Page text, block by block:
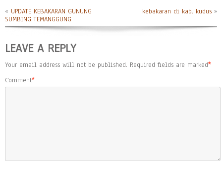
« UPDATE KEBAKARAN GUNUNG
SUMBING TEMANGGUNG
kebakaran di kab. kudus »
LEAVE A REPLY
Your email address will not be published. Required fields are marked*
Comment*